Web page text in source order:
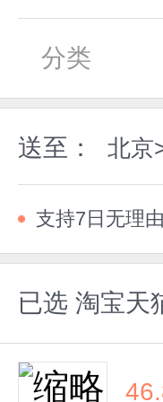
分类
送至： 北京
支持7日无理
已选 淘宝天